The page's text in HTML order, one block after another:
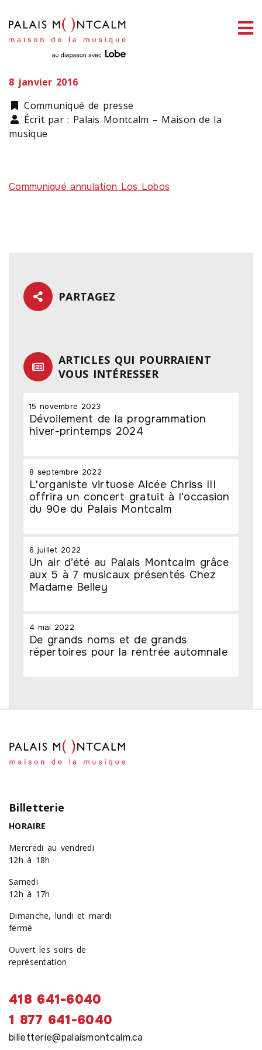
Annulation Los Lobos
8 janvier 2016
Catégorie
Communiqué de presse
Écrit par : Palais Montcalm – Maison de la
musique
Communiqué annulation Los Lobos
PARTAGEZ
ARTICLES QUI POURRAIENT
VOUS INTÉRESSER
15 novembre 2023
Dévoilement de la programmation
hiver-printemps 2024
8 septembre 2022
L'organiste virtuose Alcée Chriss III
offrira un concert gratuit à l'occasion
du 90e du Palais Montcalm
6 juillet 2022
Un air d’été au Palais Montcalm grâce
aux 5 à 7 musicaux présentés Chez
Madame Belley
4 mai 2022
De grands noms et de grands
répertoires pour la rentrée automnale
Billetterie
HORAIRE
Mercredi au vendredi
12h à 18h
Samedi
12h à 17h
Dimanche, lundi et mardi
fermé
Ouvert les soirs de
représentation
418 641-6040
1 877 641-6040
billetterie@palaismontcalm.ca